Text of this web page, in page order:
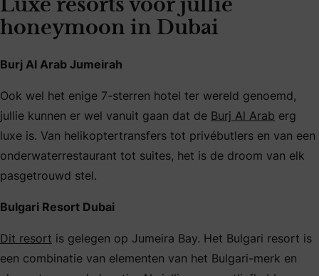
Luxe resorts voor jullie
honeymoon in Dubai
Burj Al Arab Jumeirah
Ook wel het enige 7-sterren hotel ter wereld genoemd,
jullie kunnen er wel vanuit gaan dat de Burj Al Arab erg
luxe is. Van helikoptertransfers tot privébutlers en van een
onderwaterrestaurant tot suites, het is de droom van elk
pasgetrouwd stel.
Bulgari Resort Dubai
Dit resort is gelegen op Jumeira Bay. Het Bulgari resort is
een combinatie van elementen van het Bulgari-merk en